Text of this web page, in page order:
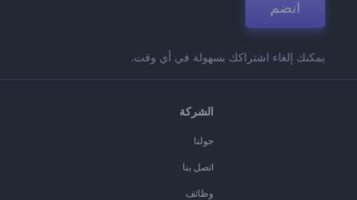
انضم
يمكنك إلغاء اشتراكك بسهولة في أي وقت.
الشركة
حولنا
اتصل بنا
وظائف